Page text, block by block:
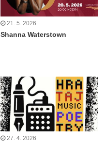
21. 5. 2026
Shanna Waterstown
27. 4. 2026